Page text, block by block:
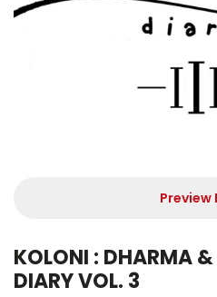
Preview
KOLONI : DHARMA
DIARY VOL. 3